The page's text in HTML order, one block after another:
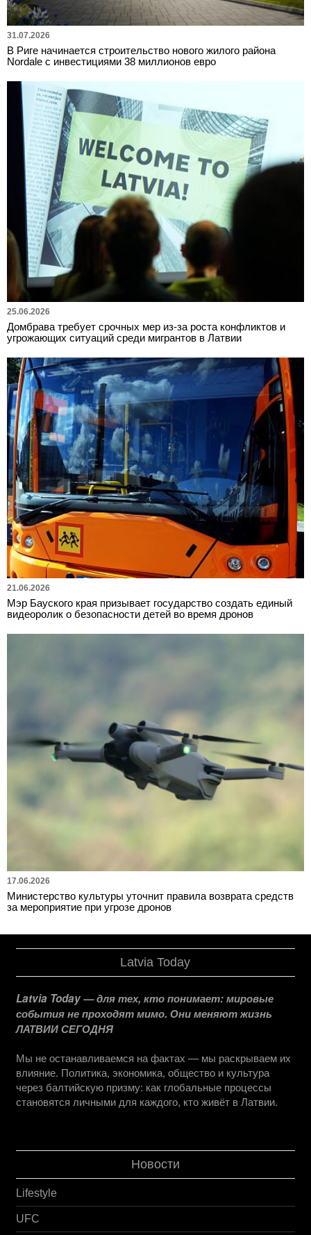
31.07.2026
В Риге начинается строительство нового жилого района
Nordale с инвестициями 38 миллионов евро
25.06.2026
Домбрава требует срочных мер из-за роста конфликтов и
угрожающих ситуаций среди мигрантов в Латвии
21.06.2026
Мэр Бауского края призывает государство создать единый
видеоролик о безопасности детей во время дронов
17.06.2026
Министерство культуры уточнит правила возврата средств
за мероприятие при угрозе дронов
Latvia Today
Latvia Today — для тех, кто понимает: мировые
события не проходят мимо. Они меняют жизнь
ЛАТВИИ СЕГОДНЯ
Мы не останавливаемся на фактах — мы раскрываем их
влияние. Политика, экономика, общество и культура
через балтийскую призму: как глобальные процессы
становятся личными для каждого, кто живёт в Латвии.
Новости
Lifestyle
UFC